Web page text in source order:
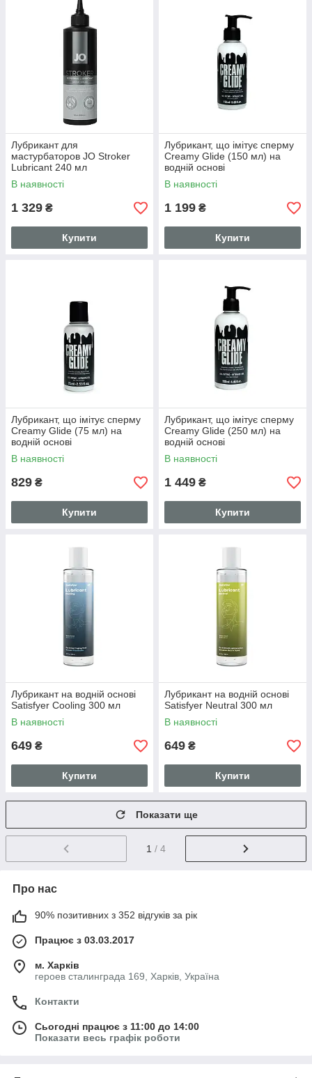
Лубрикант для
мастурбаторов JO Stroker
Lubricant 240 мл
В наявності
1 329 ₴
Купити
Лубрикант, що імітує сперму
Creamy Glide (150 мл) на
водній основі
В наявності
1 199 ₴
Купити
Лубрикант, що імітує сперму
Creamy Glide (75 мл) на
водній основі
В наявності
829 ₴
Купити
Лубрикант, що імітує сперму
Creamy Glide (250 мл) на
водній основі
В наявності
1 449 ₴
Купити
Лубрикант на водній основі
Satisfyer Cooling 300 мл
В наявності
649 ₴
Купити
Лубрикант на водній основі
Satisfyer Neutral 300 мл
В наявності
649 ₴
Купити
Показати ще
1 / 4
Про нас
90% позитивних з 352 відгуків за рік
Працює з 03.03.2017
м. Харків
героев сталинграда 169, Харків, Україна
Контакти
Сьогодні працює з 11:00 до 14:00
Показати весь графік роботи